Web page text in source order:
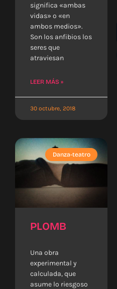
significa «ambas
vidas» o «en
ambos medios».
Son los anfibios los
seres que
atraviesan
LEER MÁS »
30 octubre, 2018
Danza-teatro
PLOMB
Una obra
experimental y
calculada, que
asume lo riesgoso